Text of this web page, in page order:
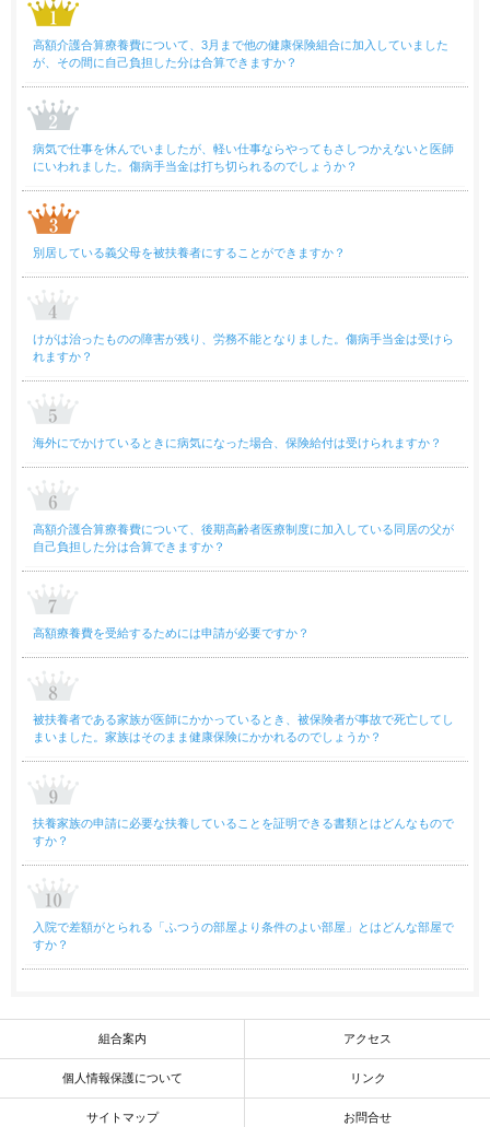
高額介護合算療養費について、3月まで他の健康保険組合に加入していました
が、その間に自己負担した分は合算できますか？
病気で仕事を休んでいましたが、軽い仕事ならやってもさしつかえないと医師
にいわれました。傷病手当金は打ち切られるのでしょうか？
別居している義父母を被扶養者にすることができますか？
けがは治ったものの障害が残り、労務不能となりました。傷病手当金は受けら
れますか？
海外にでかけているときに病気になった場合、保険給付は受けられますか？
高額介護合算療養費について、後期高齢者医療制度に加入している同居の父が
自己負担した分は合算できますか？
高額療養費を受給するためには申請が必要ですか？
被扶養者である家族が医師にかかっているとき、被保険者が事故で死亡してし
まいました。家族はそのまま健康保険にかかれるのでしょうか？
扶養家族の申請に必要な扶養していることを証明できる書類とはどんなもので
すか？
入院で差額がとられる「ふつうの部屋より条件のよい部屋」とはどんな部屋で
すか？
組合案内 アクセス
個人情報保護について リンク
サイトマップ お問合せ